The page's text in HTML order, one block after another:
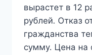
вырастет в 12
рублей. Отказ
гражданства
сумму. Цена